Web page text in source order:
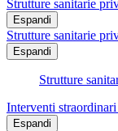
Strutture sanitarie
Espandi
Strutture sanitarie
Espandi
Strutture
Interventi
Espandi